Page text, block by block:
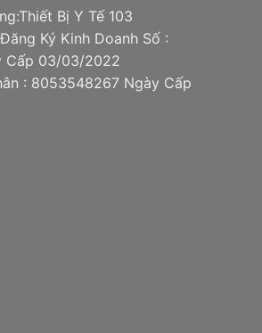
Bị Y Tế 103
Ký Kinh Doanh Số :
Cấp 03/03/2022
: 8053548267 Ngày Cấp